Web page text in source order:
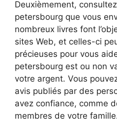
Deuxièmement,
petersbourg que vous
nombreux livres font
sites Web, et celles-ci
précieuses pour vous
petersbourg est ou non
votre argent. Vous
avis publiés par des
avez confiance, comme
membres de votre